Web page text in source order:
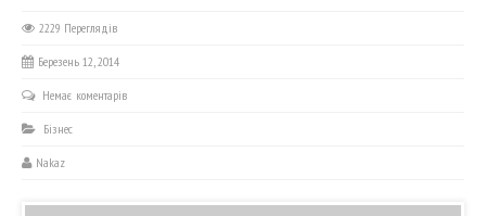
2229 Переглядів
Березень 12, 2014
Немає коментарів
Бізнес
Nakaz